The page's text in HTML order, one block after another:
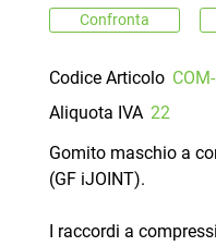
Confronta
Codice Articolo
Aliquota IVA 22
Gomito maschio a
(GF iJOINT).
I raccordi a